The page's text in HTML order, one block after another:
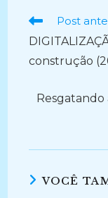
Ler
artigos
Post
construção
Resgatando
VOCÊ